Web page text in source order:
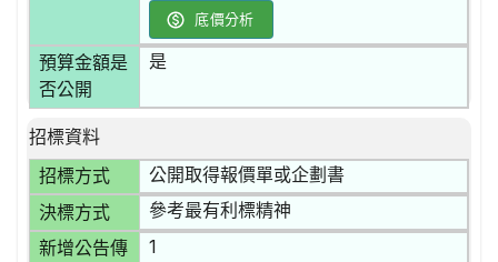
底價分析
預算金額是
否公開
是
招標資料
招標方式
公開取得報價單或企劃書
決標方式 參考最有利標精神
新增公告傳
1